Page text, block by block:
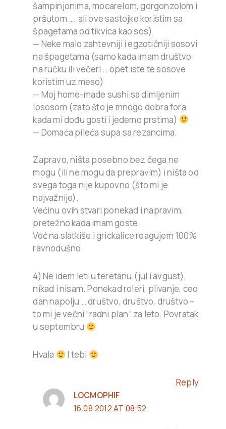
šampinjonima, mocarelom, gorgonzolom i
pršutom …. ali ove sastojke koristim sa
špagetama od tikvica kao sos).
— Neke malo zahtevniji i egzotičniji sosovi
na špagetama (samo kada imam društvo
na ručku ili večeri … opet iste te sosove
koristim uz meso)
— Moj home-made sushi sa dimljenim
lososom (zato što je mnogo dobra fora
kada mi dođu gosti i jedemo prstima)
— Domaća pileća supa sa rezancima.
Zapravo, ništa posebno bez čega ne
mogu (ili ne mogu da prepravim) i ništa od
svega toga nije kupovno (što mi je
najvažnije).
Većinu ovih stvari ponekad i napravim,
pretežno kada imam goste.
Već na slatkiše i grickalice reagujem 100%
ravnodušno.
4) Ne idem leti u teretanu (jul i avgust),
nikad i nisam. Ponekad roleri, plivanje, ceo
dan napolju … društvo, društvo, društvo –
to mi je večni “radni plan” za leto. Povratak
u septembru
Hvala I tebi
Reply
LOCMOPHIF
16.08.2012 AT 08:52